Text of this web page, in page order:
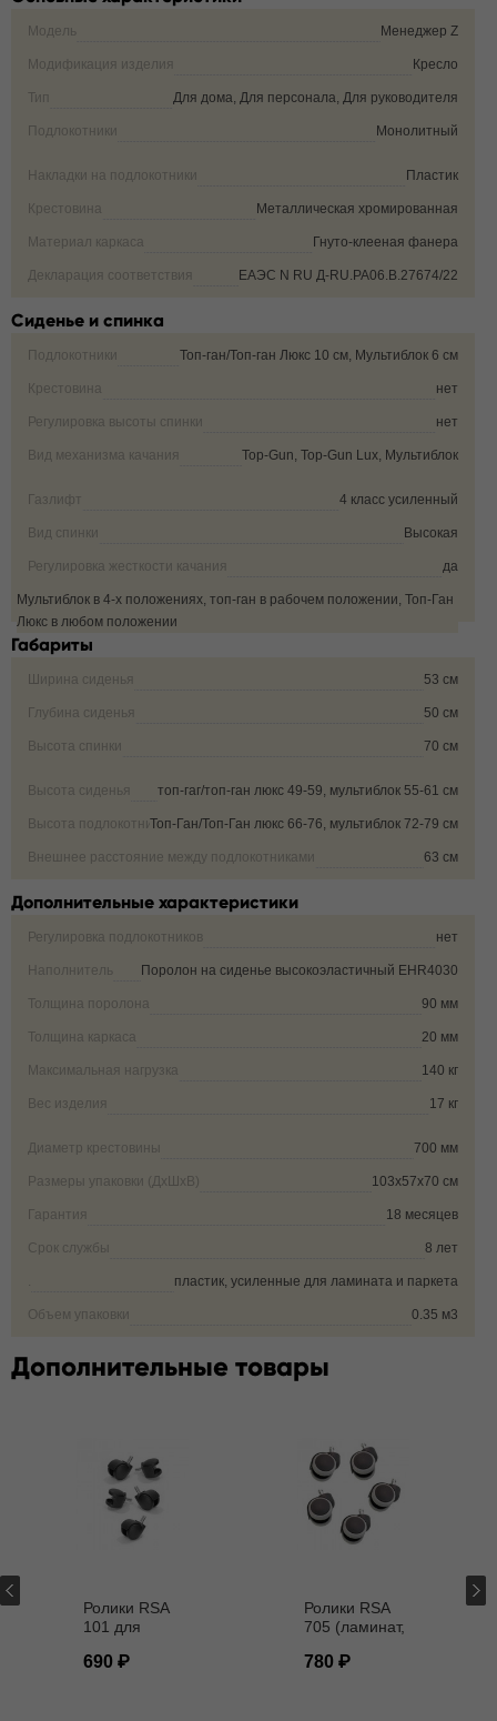
Модель Менеджер Z
Модификация изделия Кресло
Тип Для дома, Для персонала, Для руководителя
Подлокотники Монолитный
Накладки на подлокотники Пластик
Крестовина Металлическая хромированная
Материал каркаса Гнуто-клееная фанера
Декларация соответствия ЕАЭС N RU Д-RU.РА06.В.27674/22
Сиденье и спинка
Подлокотники Топ-ган/Топ-ган Люкс 10 см, Мультиблок 6 см
Крестовина нет
Регулировка высоты спинки нет
Вид механизма качания Top-Gun, Top-Gun Lux, Мультиблок
Газлифт 4 класс усиленный
Вид спинки Высокая
Регулировка жесткости качания да
Фиксация угла наклона кресла
Мультиблок в 4-х положениях, топ-ган в рабочем положении, Топ-Ган
Люкс в любом положении
Габариты
Ширина сиденья 53 см
Глубина сиденья 50 см
Высота спинки 70 см
Высота сиденья топ-гаг/топ-ган люкс 49-59, мультиблок 55-61 см
Высота подлокотника от полаТоп-Ган/Топ-Ган люкс 66-76, мультиблок 72-79 см
Внешнее расстояние между подлокотниками 63 см
Дополнительные характеристики
Регулировка подлокотников нет
Наполнитель Поролон на сиденье высокоэластичный EHR4030
Толщина поролона 90 мм
Толщина каркаса 20 мм
Максимальная нагрузка 140 кг
Вес изделия 17 кг
Диаметр крестовины 700 мм
Размеры упаковки (ДxШxВ) 103x57x70 см
Гарантия 18 месяцев
Срок службы 8 лет
. пластик, усиленные для ламината и паркета
Объем упаковки 0.35 м3
Дополнительные товары
Ролики RSA
101 для
мм
690
Ролики RSA
705 (ламинат,
мм
780